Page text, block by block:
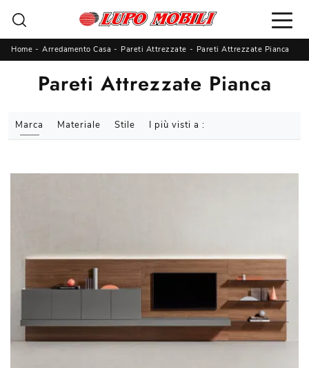
Home - Arredamento Casa - Pareti Attrezzate - Pareti Attrezzate Pianca
Pareti Attrezzate Pianca
Marca Materiale Stile I più visti a :